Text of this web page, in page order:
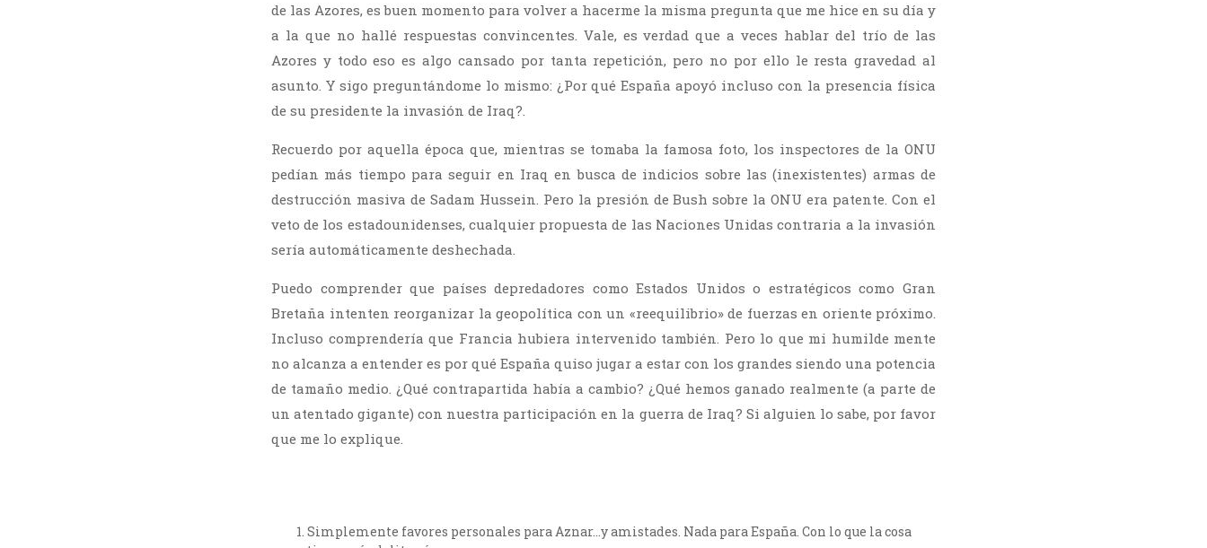
de las Azores, es buen momento para volver a hacerme la misma pregunta que me hice en su día y
a la que no hallé respuestas convincentes. Vale, es verdad que a veces hablar del trío de las
Azores y todo eso es algo cansado por tanta repetición, pero no por ello le resta gravedad al
asunto. Y sigo preguntándome lo mismo: ¿Por qué España apoyó incluso con la presencia física
de su presidente la invasión de Iraq?.
Recuerdo por aquella época que, mientras se tomaba la famosa foto, los inspectores de la ONU
pedían más tiempo para seguir en Iraq en busca de indicios sobre las (inexistentes) armas de
destrucción masiva de Sadam Hussein. Pero la presión de Bush sobre la ONU era patente. Con el
veto de los estadounidenses, cualquier propuesta de las Naciones Unidas contraria a la invasión
sería automáticamente deshechada.
Puedo comprender que países depredadores como Estados Unidos o estratégicos como Gran
Bretaña intenten reorganizar la geopolítica con un «reequilibrio» de fuerzas en oriente próximo.
Incluso comprendería que Francia hubiera intervenido también. Pero lo que mi humilde mente
no alcanza a entender es por qué España quiso jugar a estar con los grandes siendo una potencia
de tamaño medio. ¿Qué contrapartida había a cambio? ¿Qué hemos ganado realmente (a parte de
un atentado gigante) con nuestra participación en la guerra de Iraq? Si alguien lo sabe, por favor
que me lo explique.
Simplemente favores personales para Aznar…y amistades. Nada para España. Con lo que la cosa